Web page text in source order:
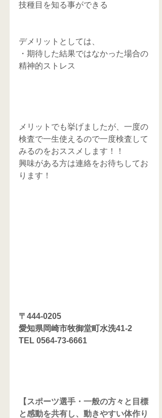
技種目を知る事ができる
デメリットとしては、
・期待した結果ではなかった場合の
精神的ストレス
メリットでも挙げましたが、一度の
検査で一生使えるので一度検査して
みるのをおススメします！！
興味がある方は連絡をお待ちしてお
ります！
〒444-0205
愛知県岡崎市牧御堂町水洗41-2
TEL 0564-73-6661
【スポーツ選手・一般の方々と目標
と感動を共有し、動きやすい体作り